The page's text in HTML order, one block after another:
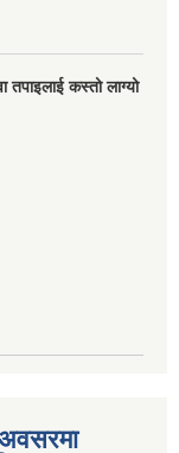
तपाइलाई कस्तो लाग्यो